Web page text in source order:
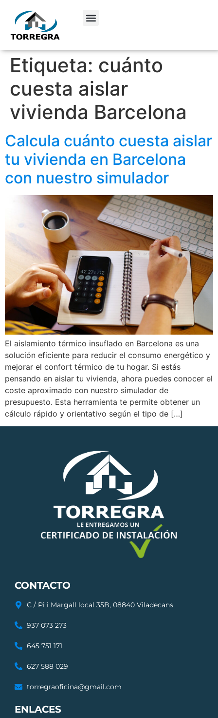
Etiqueta: cuánto
cuesta aislar
vivienda Barcelona
Calcula cuánto cuesta aislar
tu vivienda en Barcelona
con nuestro simulador
El aislamiento térmico insuflado en Barcelona es una
solución eficiente para reducir el consumo energético y
mejorar el confort térmico de tu hogar. Si estás
pensando en aislar tu vivienda, ahora puedes conocer el
coste aproximado con nuestro simulador de
presupuesto. Esta herramienta te permite obtener un
cálculo rápido y orientativo según el tipo de […]
CONTACTO
C / Pi i Margall local 35B, 08840 Viladecans
937 073 273
645 751 171
627 588 029
torregraoficina@gmail.com
ENLACES